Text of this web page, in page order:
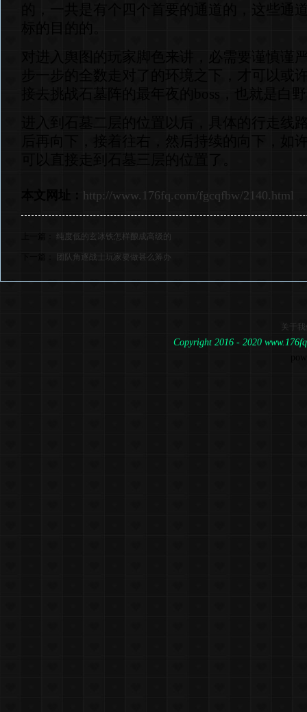
的，一共是有个四个首要的通道的，这些通
标的目的的。
对进入舆图的玩家脚色来讲，必需要谨慎谨
步一步的全数走对了的环境之下，才可以或
接去挑战石墓阵的最年夜的boss，也就是白
进入到石墓二层的位置以后，具体的行走线
后再向下，接着往右，然后持续的向下，如
可以直接走到石墓三层的位置了。
本文网址： http://www.176fq.com/fgcqfbw/2140.html
纯度低的玄冰铁怎样酿成高级的
团队角逐战士玩家要做甚么筹办
关于
Copyright 2016 - 2020